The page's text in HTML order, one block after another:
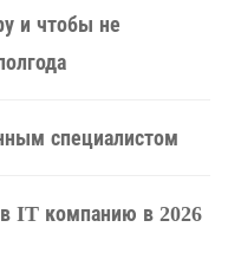
и чтобы не
специалистом
в IT компанию в 2026